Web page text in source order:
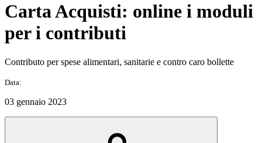
Carta Acquisti: online i moduli
per i contributi
Contributo per spese alimentari, sanitarie e contro caro bollette
Data:
03 gennaio 2023